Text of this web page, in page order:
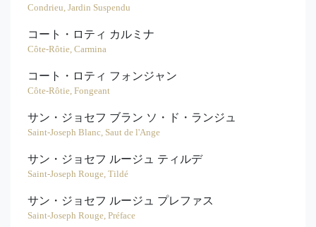
Condrieu, Jardin Suspendu
コート・ロティ カルミナ
Côte-Rôtie, Carmina
コート・ロティ フォンジャン
Côte-Rôtie, Fongeant
サン・ジョセフ ブラン ソ・ド・ランジュ
Saint-Joseph Blanc, Saut de l'Ange
サン・ジョセフ ルージュ ティルデ
Saint-Joseph Rouge, Tildé
サン・ジョセフ ルージュ プレファス
Saint-Joseph Rouge, Préface